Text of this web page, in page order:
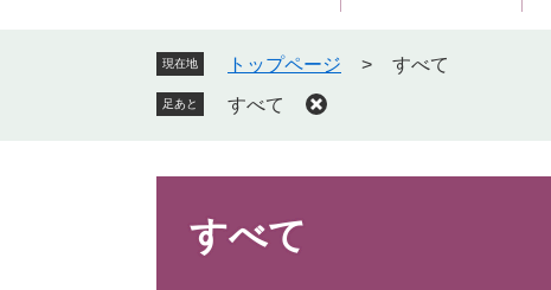
現在地 トップページ > すべて
足あと すべて
すべて